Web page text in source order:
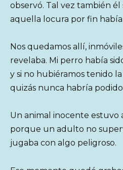
observó. Tal vez también
aquella locura por fin
Nos quedamos allí,
revelaba. Mi perro había
y si no hubiéramos tenido
quizás nunca habría
Un animal inocente estuvo
porque un adulto no
jugaba con algo peligroso.